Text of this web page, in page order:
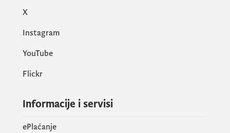
X
Instagram
YouTube
Flickr
Informacije i servisi
ePlaćanje